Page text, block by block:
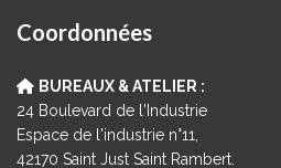
Coordonnées
BUREAUX & ATELIER :
24 Boulevard de l'Industrie
Espace de l'industrie n°11,
42170 Saint Just Saint Rambert.